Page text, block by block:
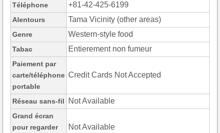
Téléphone +81-42-425-6199
Alentours Tama Vicinity (other areas)
Genre Western-style food
Tabac Entierement non fumeur
Paiement par
carte/téléphone
portable
Credit Cards Not Accepted
Réseau sans-fil Not Available
Grand écran
pour regarder
Not Available